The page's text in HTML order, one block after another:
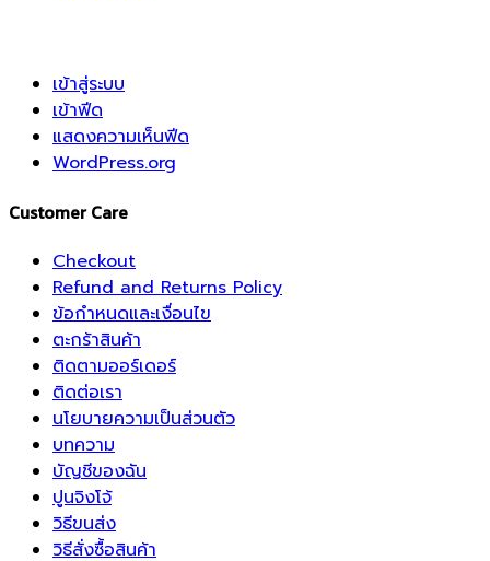
เข้าสู่ระบบ
เข้าฟีด
แสดงความเห็นฟีด
WordPress.org
Customer Care
Checkout
Refund and Returns Policy
ข้อกำหนดและเงื่อนไข
ตะกร้าสินค้า
ติดตามออร์เดอร์
ติดต่อเรา
นโยบายความเป็นส่วนตัว
บทความ
บัญชีของฉัน
ปูนจิงโจ้
วิธีขนส่ง
วิธีสั่งซื้อสินค้า